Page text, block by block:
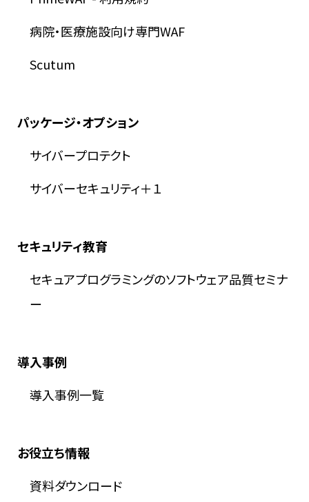
病院・医療施設向け専門WAF
Scutum
パッケージ・オプション
サイバープロテクト
サイバーセキュリティ＋１
セキュリティ教育
セキュアプログラミングのソフトウェア品質セミナ
ー
導入事例
導入事例一覧
お役立ち情報
資料ダウンロード